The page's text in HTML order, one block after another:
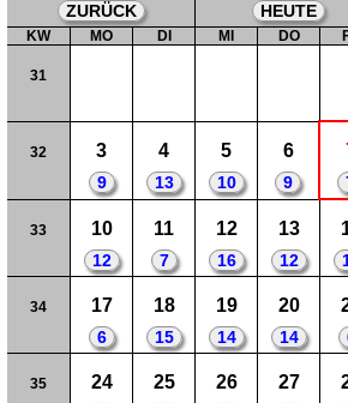
ZURÜCK HEUTE
KW MO DI MI DO
31
32 3
9
4
13
5
10
6
9
33 10
12
11
7
12
16
13
12
34 17
6
18
15
19
14
20
14
35 24 25 26 27